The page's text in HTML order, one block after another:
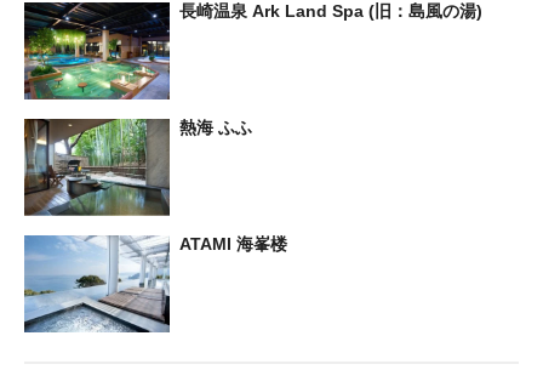
長崎温泉 Ark Land Spa (旧：島風の湯)
熱海 ふふ
ATAMI 海峯楼